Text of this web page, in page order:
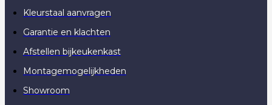
Kleurstaal aanvragen
Garantie en klachten
Afstellen bijkeukenkast
Montagemogelijkheden
Showroom